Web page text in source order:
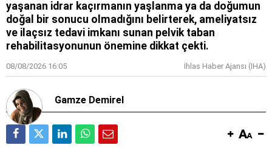
yaşanan idrar kaçırmanın yaşlanma ya da doğumun
doğal bir sonucu olmadığını belirterek, ameliyatsız
ve ilaçsız tedavi imkanı sunan pelvik taban
rehabilitasyonunun önemine dikkat çekti.
08/08/2026 16:05 İhlas Haber Ajansı (IHA)
Gamze Demirel